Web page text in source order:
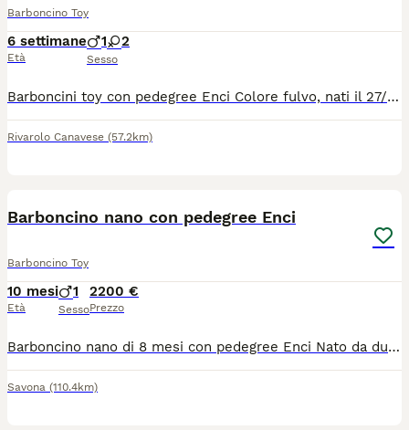
Barboncino Toy
6 settimane
Età
1 2
Sesso
Barboncini toy con pedegree Enci Colore fulvo, nati il 27/06/2026 Mamma toy red brown di 25 cm al garrese Papà toy albicocca di 24 cm al garrese Entrambi i genitori hanno pedegree Enci, dna depositato, test genetici pacchetto barbone clear (esenti da malattie ereditarie) e certificato ufficiale celemasche che attesta che entrambi sono esenti dalla lussazione della rotula e dna depositato I cuccioli verranno ceduti per fine agosto/inizio settembre da valutare in base all’andamento della crescita se necessario rimanere di più con la mamma Saranno ceduti vaccinati, microchippati e sverminati, con pedegree Enci e tutti i test effettuati sui genitori, kit Puppy e supporto costante da parte mia per le nuove famiglie I cuccioli ed i genitori sono visibili di persona e sono disponibili alla prenotazione Sono disponibili un maschietto e due femminucce Preciso che i cuccioli verranno ceduti solo a famiglie che superano i requisiti che ritengo necessari per un cucciolo di questo tipo, quali tempo da dedicare e amore per gli animali
Rivarolo Canavese (57.2km)
Barboncino nano con pedegree Enci
Barboncino Toy
10 mesi
Età
1
Sesso
2200 €
Prezzo
Barboncino nano di 8 mesi con pedegree Enci Nato da due genitori toy Adesso 29 cm al garrese Test genetici dei genitori Pedegree Enci Garanzia di 12 mesi su malattie invalidanti Visibile in allevamento e videochiamata Abituato alla traversina
Savona (110.4km)